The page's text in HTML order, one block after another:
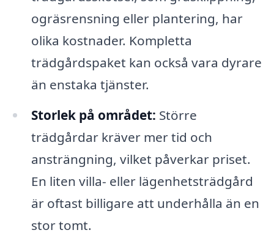
ogräsrensning eller plantering, har
olika kostnader. Kompletta
trädgårdspaket kan också vara dyrare
än enstaka tjänster.
Storlek på området: Större
trädgårdar kräver mer tid och
ansträngning, vilket påverkar priset.
En liten villa- eller lägenhetsträdgård
är oftast billigare att underhålla än en
stor tomt.